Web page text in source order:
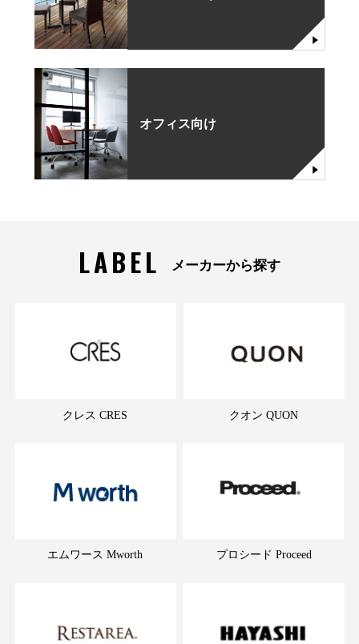
オフィス向け
LABEL メーカーから探す
クレス CRES クオン QUON
エムワース Mworth プロシード Proceed